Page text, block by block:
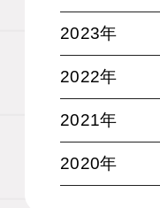
2023年
2022年
2021年
2020年